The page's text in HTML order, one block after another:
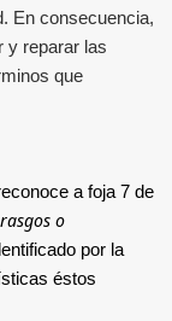
En consecuencia,
y reparar las
que
a foja 7 de
o
por la
éstos